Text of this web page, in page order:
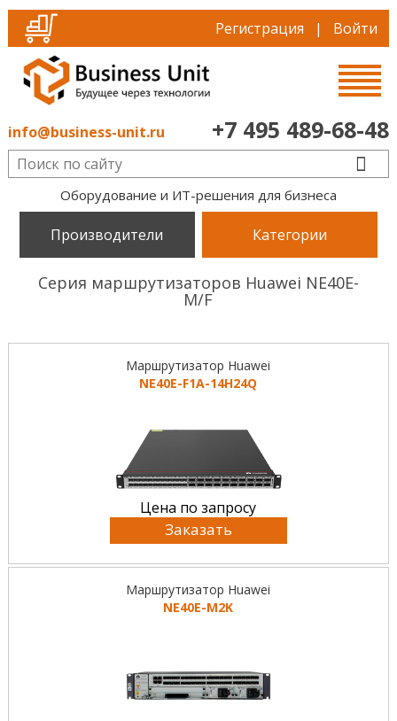
Регистрация | Войти
info@business-unit.ru +7 495 489-68-48
Оборудование и ИТ-решения для бизнеса
Производители Категории
Серия маршрутизаторов Huawei NE40E-
M/F
Маршрутизатор Huawei
NE40E-F1A-14H24Q
Цена по запросу
Заказать
Маршрутизатор Huawei
NE40E-M2K